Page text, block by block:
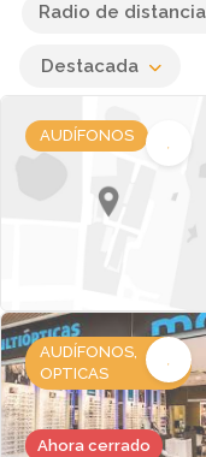
Radio de distancia
Destacada
AUDÍFONOS
Ahora cerrado
AUDÍFONOS,
OPTICAS